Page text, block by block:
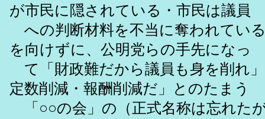
が市民に隠されている・市民は議員
への判断材料を不当に奪われてい
を向けずに、公明党らの手先になっ
て「財政難だから議員も身を削れ
定数削減・報酬削減だ」とのたまう
「○○の会」の（正式名称は忘れた